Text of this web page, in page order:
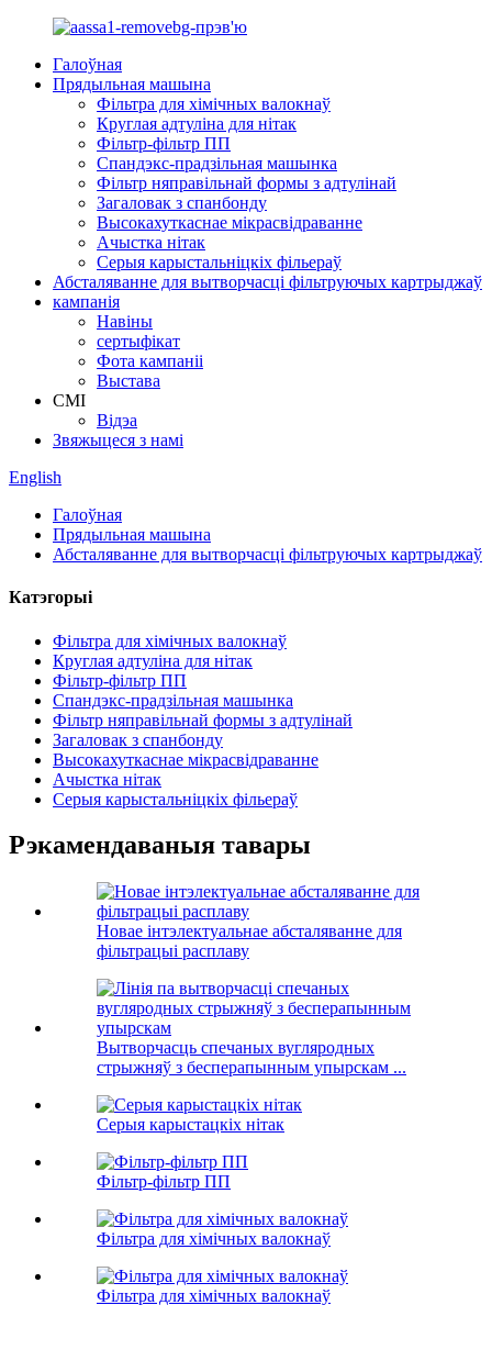
Галоўная
Прядыльная машына
Фільтра для хімічных валокнаў
Круглая адтуліна для нітак
Фільтр-фільтр ПП
Спандэкс-прадзільная машынка
Фільтр няправільнай формы з адтулінай
Загаловак з спанбонду
Высокахуткаснае мікрасвідраванне
Ачыстка нітак
Серыя карыстальніцкіх фільераў
Абсталяванне для вытворчасці фільтруючых картрыджаў
кампанія
Навіны
сертыфікат
Фота кампаніі
Выстава
СМІ
Відэа
Звяжыцеся з намі
English
Галоўная
Прядыльная машына
Абсталяванне для вытворчасці фільтруючых картрыджаў
Катэгорыі
Фільтра для хімічных валокнаў
Круглая адтуліна для нітак
Фільтр-фільтр ПП
Спандэкс-прадзільная машынка
Фільтр няправільнай формы з адтулінай
Загаловак з спанбонду
Высокахуткаснае мікрасвідраванне
Ачыстка нітак
Серыя карыстальніцкіх фільераў
Рэкамендаваныя тавары
Новае інтэлектуальнае абсталяванне для
фільтрацыі расплаву
Вытворчасць спечаных вугляродных
стрыжняў з бесперапынным упырскам ...
Серыя карыстацкіх нітак
Фільтр-фільтр ПП
Фільтра для хімічных валокнаў
Фільтра для хімічных валокнаў